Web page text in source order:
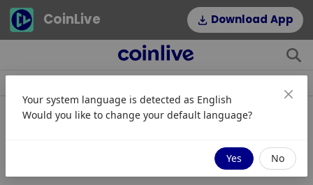
CoinLive Download App
Binance의 CZ는 FTX 붕괴 후 '두 가지
Your system language is detected as English
Would you like to change your default language?
Yes No